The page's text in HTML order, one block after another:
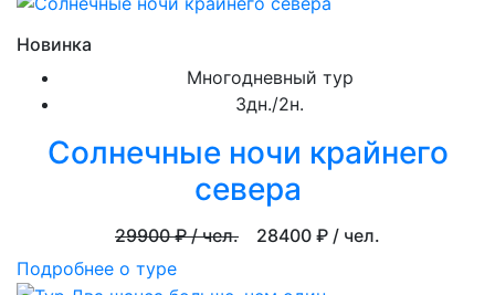
Новинка
Многодневный тур
3дн./2н.
Солнечные ночи крайнего
севера
29900₽ / чел. 28400 ₽ / чел.
Подробнее о туре